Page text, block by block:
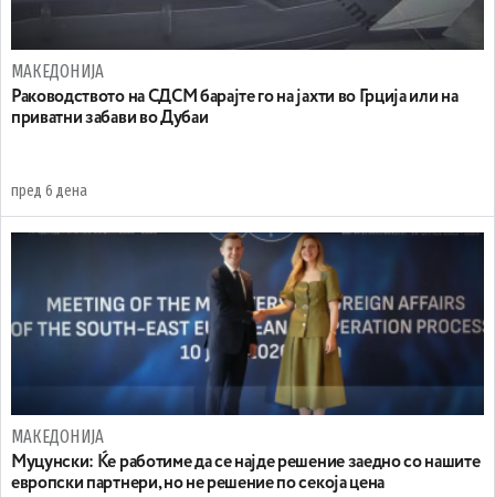
МАКЕДОНИЈА
Раководството на СДСМ барајте го на јахти во Грција или на
приватни забави во Дубаи
пред 6 дена
МАКЕДОНИЈА
Муцунски: Ќе работиме да се најде решение заедно со нашите
европски партнери, но не решение по секоја цена